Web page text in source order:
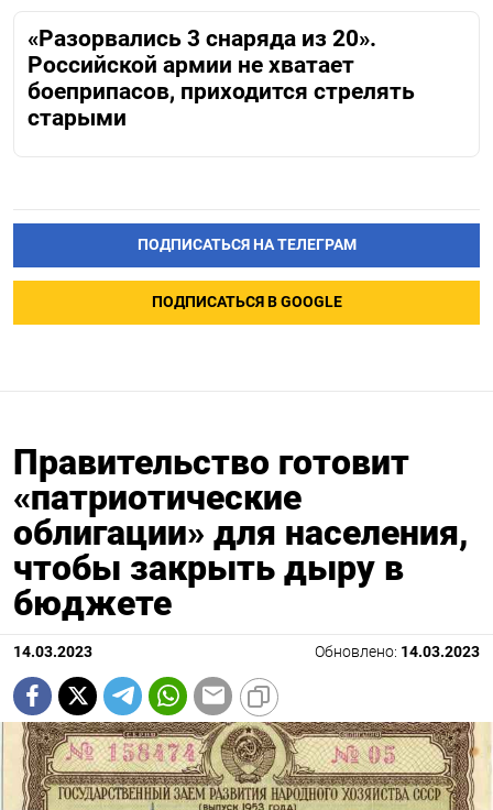
«Разорвались 3 снаряда из 20».
Российской армии не хватает
боеприпасов, приходится стрелять
старыми
ПОДПИСАТЬСЯ НА ТЕЛЕГРАМ
ПОДПИСАТЬСЯ В GOOGLE
Правительство готовит
«патриотические
облигации» для населения,
чтобы закрыть дыру в
бюджете
14.03.2023 Обновлено: 14.03.2023